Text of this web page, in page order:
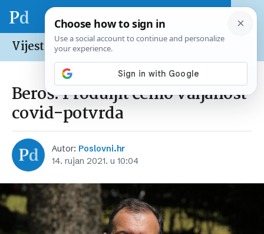
Vijesti /Hrvatska
Beroš: Produljit ćemo valjanost
covid-potvrda
Autor: Poslovni.hr
14. rujan 2021. u 10:04